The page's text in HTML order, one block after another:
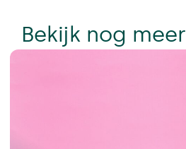
Bekijk nog meer